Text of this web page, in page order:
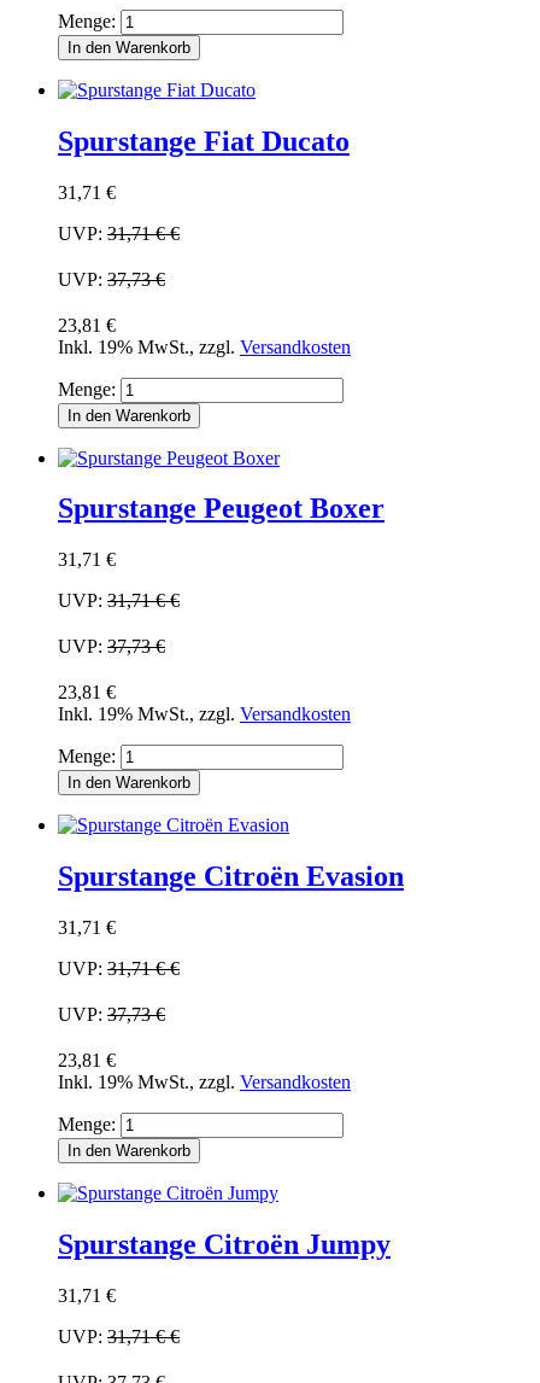
Menge:
In den Warenkorb
Spurstange Fiat Ducato
31,71 €
UVP: 31,71 €€
UVP: 37,73 €
23,81 €
Inkl. 19% MwSt., zzgl. Versandkosten
Menge:
In den Warenkorb
Spurstange Peugeot Boxer
31,71 €
UVP: 31,71 €€
UVP: 37,73 €
23,81 €
Inkl. 19% MwSt., zzgl. Versandkosten
Menge:
In den Warenkorb
Spurstange Citroën Evasion
31,71 €
UVP: 31,71 €€
UVP: 37,73 €
23,81 €
Inkl. 19% MwSt., zzgl. Versandkosten
Menge:
In den Warenkorb
Spurstange Citroën Jumpy
31,71 €
UVP: 31,71 €€